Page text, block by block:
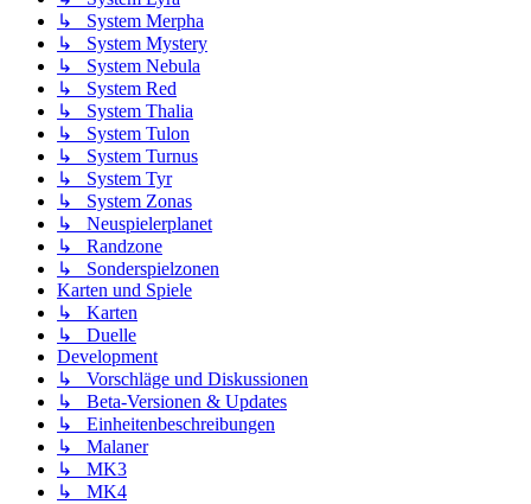
↳ System Merpha
↳ System Mystery
↳ System Nebula
↳ System Red
↳ System Thalia
↳ System Tulon
↳ System Turnus
↳ System Tyr
↳ System Zonas
↳ Neuspielerplanet
↳ Randzone
↳ Sonderspielzonen
Karten und Spiele
↳ Karten
↳ Duelle
Development
↳ Vorschläge und Diskussionen
↳ Beta-Versionen & Updates
↳ Einheitenbeschreibungen
↳ Malaner
↳ MK3
↳ MK4